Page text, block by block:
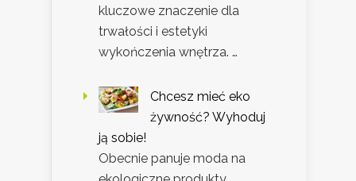
kluczowe znaczenie dla
trwałości i estetyki
wykończenia wnętrza. …
Chcesz mieć eko
żywność? Wyhoduj
ją sobie!
Obecnie panuje moda na